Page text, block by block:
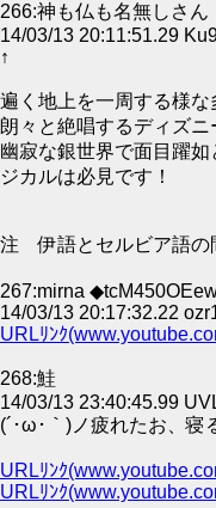
266:神も仏も名無しさん
14/03/13 20:11:51.29
↑
遍く地上を一周する様
朗々と絶唱するディズニ
幽寂な銀世界で面目躍
ジカルは必見です！
注 伊語とセルビア語の
267:mirna
14/03/13 20:17:32.22
URLﾘﾝｸ
268:鮭
14/03/13 23:40:45.99
(´･ω･｀)ノ疲れたお、寝
URLﾘﾝｸ
URLﾘﾝｸ